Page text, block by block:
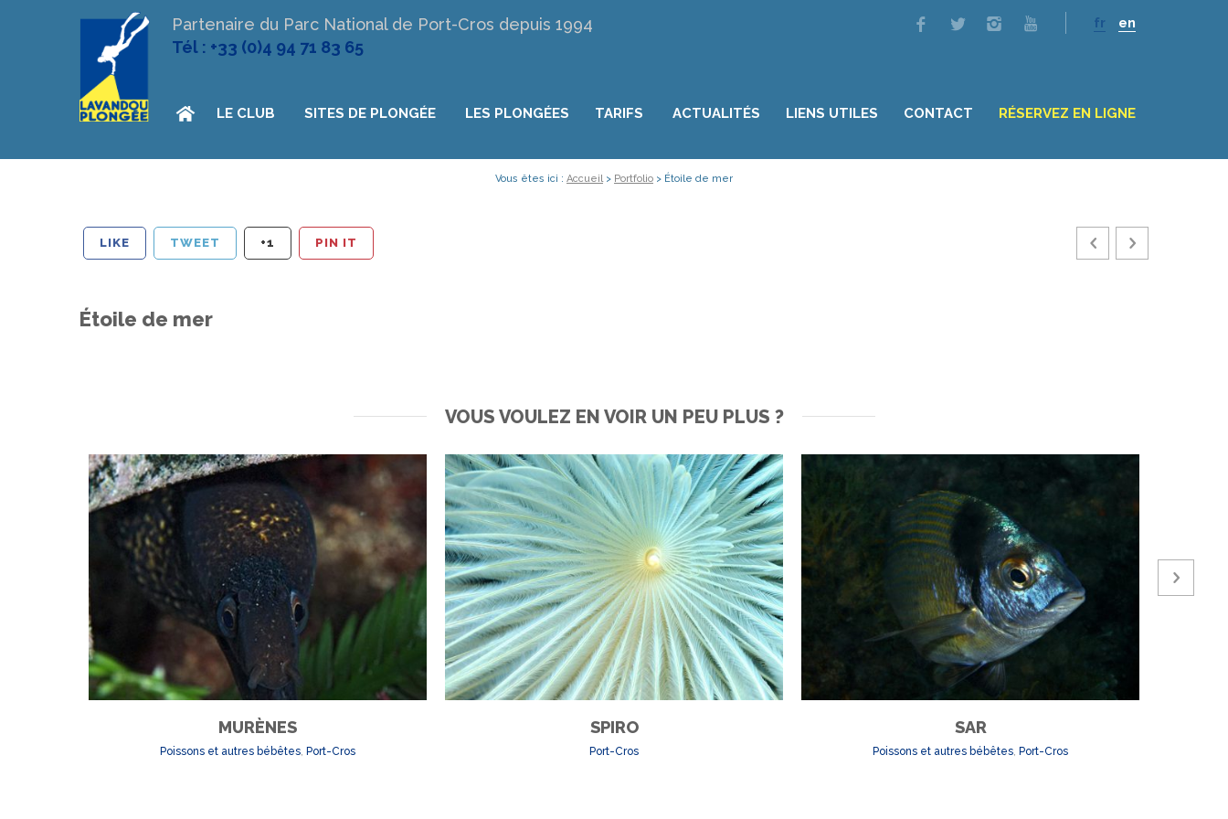
Partenaire du Parc National de Port-Cros depuis 1994
Tél : +33 (0)4 94 71 83 65
fr en
LE CLUB SITES DE PLONGÉE LES PLONGÉES TARIFS ACTUALITÉS LIENS UTILES CONTACT RÉSERVEZ EN LIGNE
Vous êtes ici : Accueil> Portfolio > Étoile de mer
LIKE TWEET +1 PIN IT
Étoile de mer
VOUS VOULEZ EN VOIR UN PEU PLUS ?
MURÈNES
Poissons et autres bébêtes, Port-Cros
SPIRO
Port-Cros
SAR
Poissons et autres bébêtes, Port-Cros